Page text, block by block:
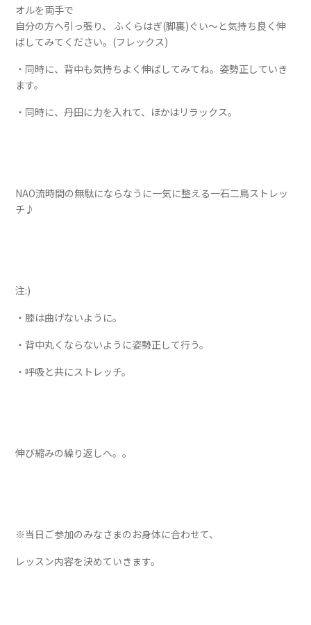
オルを両手で
自分の方へ引っ張り、 ふくらはぎ(脚裏)ぐい～と気持ち良く伸
ばしてみてください。(フレックス)
・同時に、背中も気持ちよく伸ばしてみてね。姿勢正していき
ます。
・同時に、丹田に力を入れて、ほかはリラックス。
NAO流時間の無駄にならなうに一気に整える一石二鳥ストレッ
チ♪
注:)
・膝は曲げないように。
・背中丸くならないように姿勢正して行う。
・呼吸と共にストレッチ。
伸び縮みの繰り返しへ。。
※当日ご参加のみなさまのお身体に合わせて、
レッスン内容を決めていきます。